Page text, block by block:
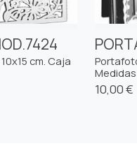
cm. Caja
10,00 €